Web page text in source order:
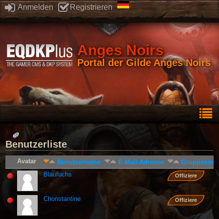
Anmelden Registrieren
Anges Noirs
Portal der Gilde Anges Noirs
Benutzerliste
Avatar Benutzername E-Mail-Adresse
Blaufuchs
Offiziere
Chonstantine Offiziere